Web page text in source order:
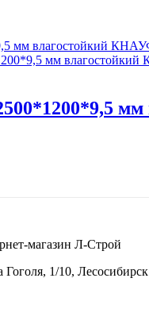
магазин Л-Строй
Гоголя, 1/10, Лесосибирск